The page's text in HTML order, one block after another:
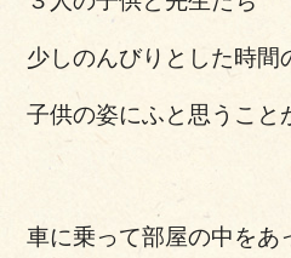
少しのんびりとした時間
子供の姿にふと思うこと
車に乗って部屋の中をあ